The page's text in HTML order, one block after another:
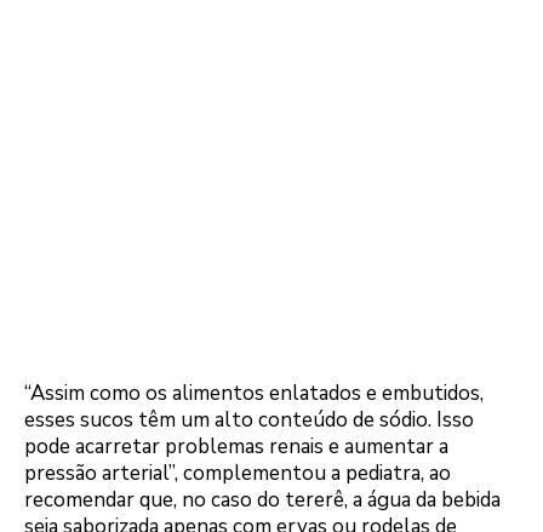
“Assim como os alimentos enlatados e embutidos,
esses sucos têm um alto conteúdo de sódio. Isso
pode acarretar problemas renais e aumentar a
pressão arterial”, complementou a pediatra, ao
recomendar que, no caso do tererê, a água da bebida